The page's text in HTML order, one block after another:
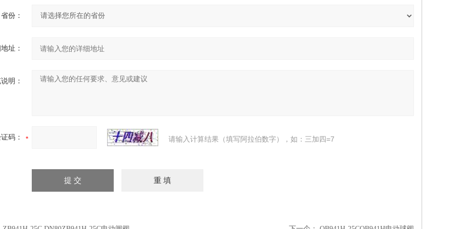
省份：
址：
明：
码： 请输入计算结果（填写阿拉伯数字），如：三加四=7